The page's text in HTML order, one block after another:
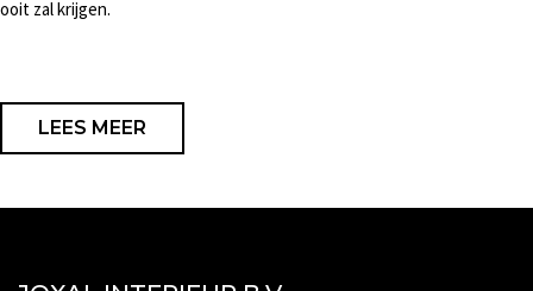
ooit zal krijgen.
LEES MEER